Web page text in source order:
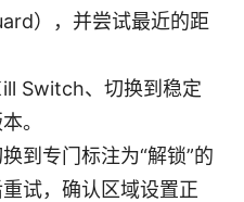
），并尝试最近的距
Switch、切换到稳定
。
到专门标注为“解锁”的
试，确认区域设置正